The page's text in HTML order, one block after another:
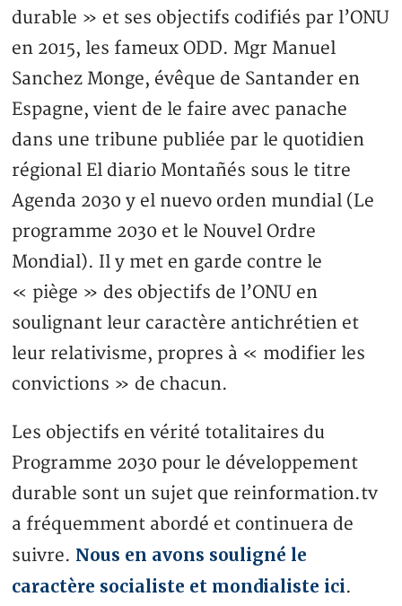
durable » et ses objectifs codifiés par l’ONU
en 2015, les fameux ODD. Mgr Manuel
Sanchez Monge, évêque de Santander en
Espagne, vient de le faire avec panache
dans une tribune publiée par le quotidien
régional El diario Montañés sous le titre
Agenda 2030 y el nuevo orden mundial (Le
programme 2030 et le Nouvel Ordre
Mondial). Il y met en garde contre le
« piège » des objectifs de l’ONU en
soulignant leur caractère antichrétien et
leur relativisme, propres à « modifier les
convictions » de chacun.
Les objectifs en vérité totalitaires du
Programme 2030 pour le développement
durable sont un sujet que reinformation.tv
a fréquemment abordé et continuera de
suivre. Nous en avons souligné le
caractère socialiste et mondialiste ici.